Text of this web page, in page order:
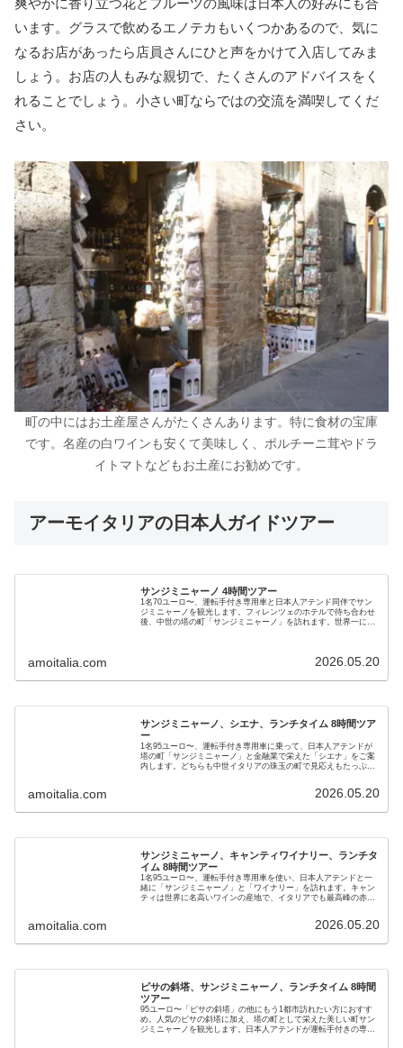
います。グラスで飲めるエノテカもいくつかあるので、気に
なるお店があったら店員さんにひと声をかけて入店してみま
しょう。お店の人もみな親切で、たくさんのアドバイスをく
れることでしょう。小さい町ならではの交流を満喫してくだ
さい。
町の中にはお土産屋さんがたくさんあります。特に食材の宝庫
です。名産の白ワインも安くて美味しく、ポルチーニ茸やドラ
イトマトなどもお土産にお勧めです。
アーモイタリアの日本人ガイドツアー
サンジミニャーノ 4時間ツアー
1名70ユーロ〜、運転手付き専用車と日本人アテンド同伴でサン
ジミニャーノを観光します。フィレンツェのホテルで待ち合わせ
後、中世の塔の町「サンジミニャーノ」を訪れます。世界一に輝
amoitalia.com 2026.05.20
サンジミニャーノ、シエナ、ランチタイム 8時間ツア
ー
1名95ユーロ〜、運転手付き専用車に乗って、日本人アテンドが
塔の町「サンジミニャーノ」と金融業で栄えた「シエナ」をご案
内します。どちらも中世イタリアの珠玉の町で見応えもたっぷり
amoitalia.com 2026.05.20
サンジミニャーノ、キャンティワイナリー、ランチタ
イム 8時間ツアー
1名95ユーロ〜、運転手付き専用車を使い、日本人アテンドと一
緒に「サンジミニャーノ」と「ワイナリー」を訪れます。キャン
ティは世界に名高いワインの産地で、イタリアでも最高峰の赤ワ
amoitalia.com 2026.05.20
ピサの斜塔、サンジミニャーノ、ランチタイム 8時間
ツアー
95ユーロ〜「ピサの斜塔」の他にもう1都市訪れたい方におすす
め。人気のピサの斜塔に加え、塔の町として栄えた美しい町サン
ジミニャーノを観光します。日本人アテンドが運転手付きの専用